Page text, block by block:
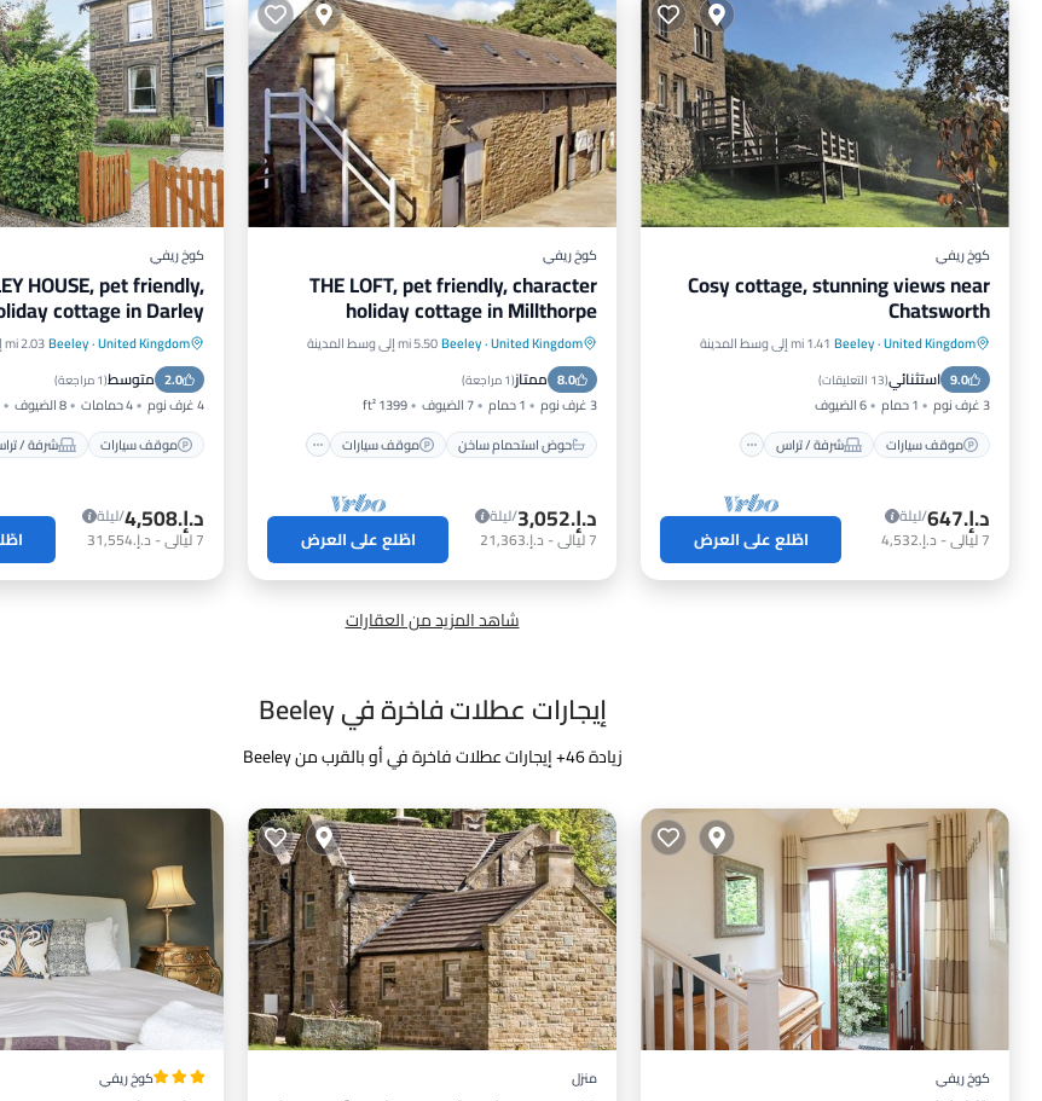
كوخ ريفي
Cosy cottage, stunning views near
Chatsworth
United Kingdom
·
Beeley 1.41 mi إلى وسط المدينة
9.0 استثنائي(13 التعليقات )
3 غرف نوم 1 حمام
6 الضيوف
موقف سيارات
شرفة / تراس
موقف سيارات
شرفة / تراس
مطبخ
إنترنت
د.إ.‏647
/ليلة
7ليالي- د.إ.‏4,532 اطّلع على العرض
كوخ ريفي
THE LOFT, pet friendly, character
holiday cottage in Millthorpe
United Kingdom
·
Beeley5.50 mi إلى وسط المدينة
8.0 ممتاز(1 مراجعة )
3 غرف نوم 1 حمام 7 الضيوف
1399 ft²
حوض استحمام ساخن
موقف سيارات
حوض استحمام ساخن
موقف سيارات
مسبح
سبا
د.إ.‏3,052
/ليلة
7ليالي- د.إ.‏21,363 اطّلع على العرض
كوخ ريفي
HOUSE, pet friendly,
cottage in Darley
Dale
United Kingdom
·
Beeley2.03 mi إلى وسط المدينة
2.0 متوسط(1 مراجعة )
4 غرف نوم 4 حمامات 8 الضيوف
موقف سيارات
شرفة /
موقف سيارات
شرفة
مطبخ
إنترنت
د.إ.‏4,508
/ليلة
7ليالي- د.إ.‏31,554
شاهد المزيد من العقارات
إيجارات عطلات فاخرة في Beeley
زيادة46+ إيجارات عطلات فاخرة في أو بالقرب من Beeley
كوخ ريفي منزل كوخ ريفي